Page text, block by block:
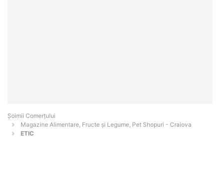
Șoimii Comerțului
Magazine Alimentare, Fructe și Legume, Pet Shopuri - Craiova
ETIC